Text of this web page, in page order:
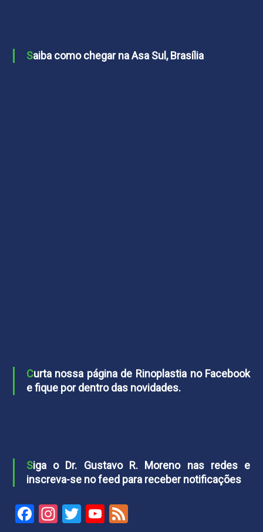
Saiba como chegar na Asa Sul, Brasília
Curta nossa página de Rinoplastia no Facebook
e fique por dentro das novidades.
Siga o Dr. Gustavo R. Moreno nas redes e
inscreva-se no feed para receber notificações
Facebook
Instagram
TwitterYouTube
Feed